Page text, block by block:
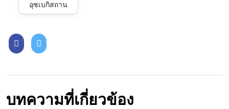
อุซเบกิสถาน
บทความที่เกี่ยวข้อง